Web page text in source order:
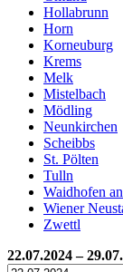
Hollabrunn
Horn
Korneuburg
Krems
Melk
Mistelbach
Mödling
Neunkirchen
Scheibbs
St. Pölten
Tulln
Waidhofen
Wiener
Zwettl
22.07.2024 –